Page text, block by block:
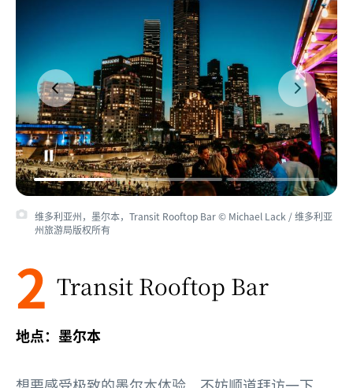
维多利亚州，墨尔本，Transit Rooftop Bar © Michael Lack / 维多利亚
州旅游局版权所有
2 Transit Rooftop Bar
地点：墨尔本